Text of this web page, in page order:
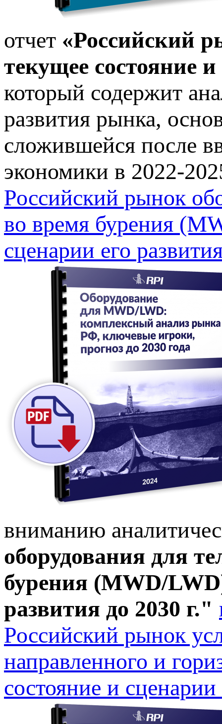
отчет «Российский
текущее состояние
который содержит
развития рынка,
сложившейся после
экономики в 2022-
Российский рынок
во время бурения
сценарии его
вниманию
оборудования для
бурения (MWD/
развития до 2030 г."
Российский рынок
направленного и
состояние и